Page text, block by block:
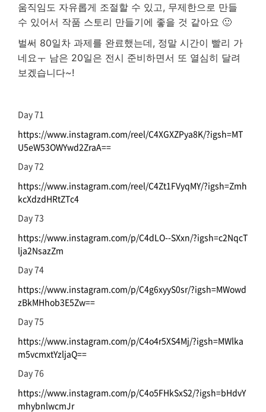
움직임도 자유롭게 조절할 수 있고, 무제한으로 만들
수 있어서 작품 스토리 만들기에 좋을 것 같아요 🙂
벌써 80일차 과제를 완료했는데, 정말 시간이 빨리 가
네요ㅜ 남은 20일은 전시 준비하면서 또 열심히 달려
보겠습니다~!
Day 71
https://www.instagram.com/reel/C4XGXZPya8K/?igsh=MT
U5eW53OWYwd2ZraA==
Day 72
https://www.instagram.com/reel/C4Zt1FVyqMY/?igsh=Zmh
kcXdzdHRtZTc4
Day 73
https://www.instagram.com/p/C4dLO--SXxn/?igsh=c2NqcT
lja2NsazZm
Day 74
https://www.instagram.com/p/C4g6xyyS0sr/?igsh=MWowd
zBkMHhob3E5Zw==
Day 75
https://www.instagram.com/p/C4o4r5XS4Mj/?igsh=MWlka
m5vcmxtYzljaQ==
Day 76
https://www.instagram.com/p/C4o5FHkSxS2/?igsh=bHdvY
mhybnlwcmJr